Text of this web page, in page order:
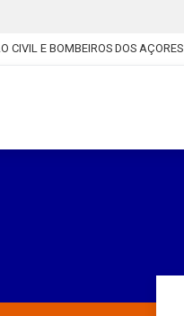
CIVIL E BOMBEIROS DOS AÇORES